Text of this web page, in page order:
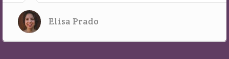
Elisa Prado